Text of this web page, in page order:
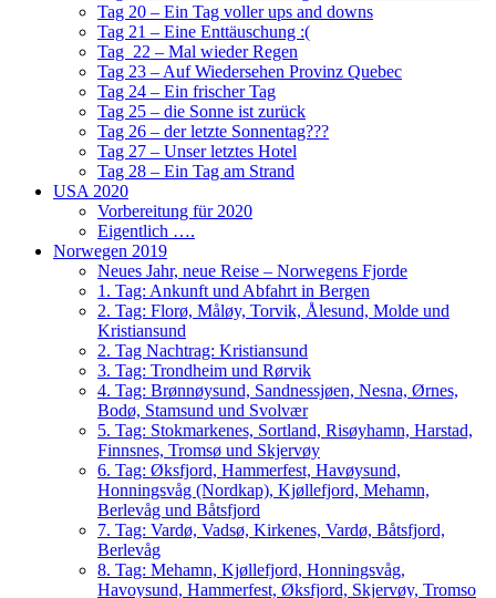
Tag 20 – Ein Tag voller ups and downs
Tag 21 – Eine Enttäuschung :(
Tag 22 – Mal wieder Regen
Tag 23 – Auf Wiedersehen Provinz Quebec
Tag 24 – Ein frischer Tag
Tag 25 – die Sonne ist zurück
Tag 26 – der letzte Sonnentag???
Tag 27 – Unser letztes Hotel
Tag 28 – Ein Tag am Strand
USA 2020
Vorbereitung für 2020
Eigentlich ….
Norwegen 2019
Neues Jahr, neue Reise – Norwegens Fjorde
1. Tag: Ankunft und Abfahrt in Bergen
2. Tag: Florø, Måløy, Torvik, Ålesund, Molde und
Kristiansund
2. Tag Nachtrag: Kristiansund
3. Tag: Trondheim und Rørvik
4. Tag: Brønnøysund, Sandnessjøen, Nesna, Ørnes,
Bodø, Stamsund und Svolvær
5. Tag: Stokmarkenes, Sortland, Risøyhamn, Harstad,
Finnsnes, Tromsø und Skjervøy
6. Tag: Øksfjord, Hammerfest, Havøysund,
Honningsvåg (Nordkap), Kjøllefjord, Mehamn,
Berlevåg und Båtsfjord
7. Tag: Vardø, Vadsø, Kirkenes, Vardø, Båtsfjord,
Berlevåg
8. Tag: Mehamn, Kjøllefjord, Honningsvåg,
Havoysund, Hammerfest, Øksfjord, Skjervøy, Tromso